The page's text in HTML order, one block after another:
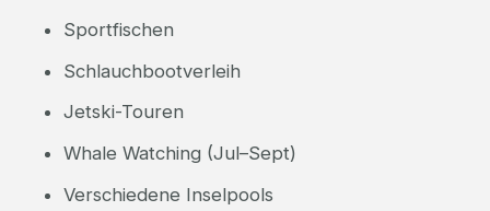
Sportfischen
Schlauchbootverleih
Jetski-Touren
Whale Watching (Jul–Sept)
Verschiedene Inselpools